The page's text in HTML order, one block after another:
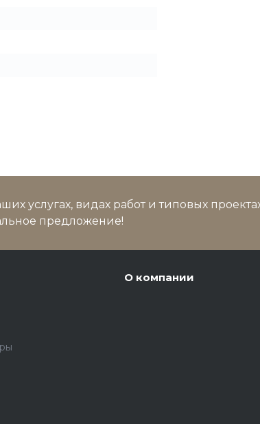
услугах, видах работ и типовых
предложение!
О компании